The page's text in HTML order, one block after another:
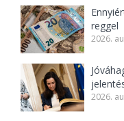
reggel
2026.
2026.